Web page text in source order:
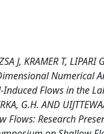
J, KRAMER T, LIPARI
Numerical
Induced Flows in the
G.H. AND
Flows: Research